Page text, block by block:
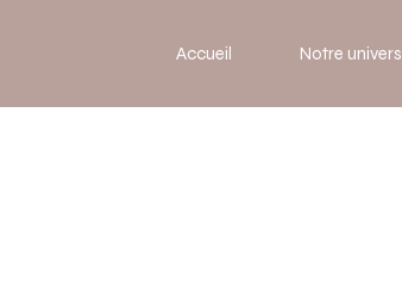
Accueil Notre univers